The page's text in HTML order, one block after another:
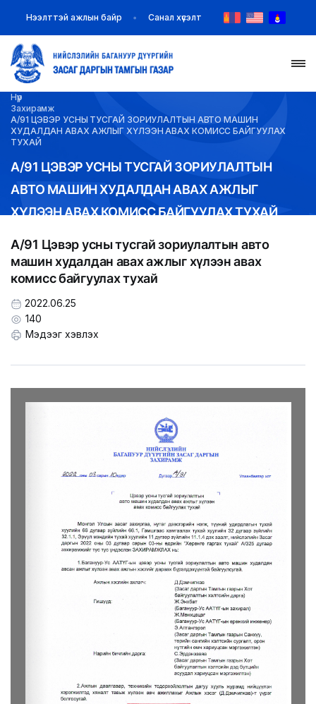
НҮҮР
ТАНИЛЦУУЛГА
МЭДЭЭ МЭДЭЭЛЭЛ
БАЙГУУЛЛАГУУД
ЗАХИРАМЖ ШИЙДВЭР
ИЛ ТОД БАЙДАЛ
LEGAL.INFO
Нээлттэй ажлын байр Санал хүсэлт
Нүүр
Захирамж
А/91 ЦЭВЭР УСНЫ ТУСГАЙ ЗОРИУЛАЛТЫН АВТО МАШИН
ХУДАЛДАН АВАХ АЖЛЫГ ХҮЛЭЭН АВАХ КОМИСС БАЙГУУЛАХ
ТУХАЙ
А/91 ЦЭВЭР УСНЫ ТУСГАЙ ЗОРИУЛАЛТЫН
АВТО МАШИН ХУДАЛДАН АВАХ АЖЛЫГ
ХҮЛЭЭН АВАХ КОМИСС БАЙГУУЛАХ ТУХАЙ
А/91 Цэвэр усны тусгай зориулалтын авто
машин худалдан авах ажлыг хүлээн авах
комисс байгуулах тухай
2022.06.25
140
Мэдээг хэвлэх